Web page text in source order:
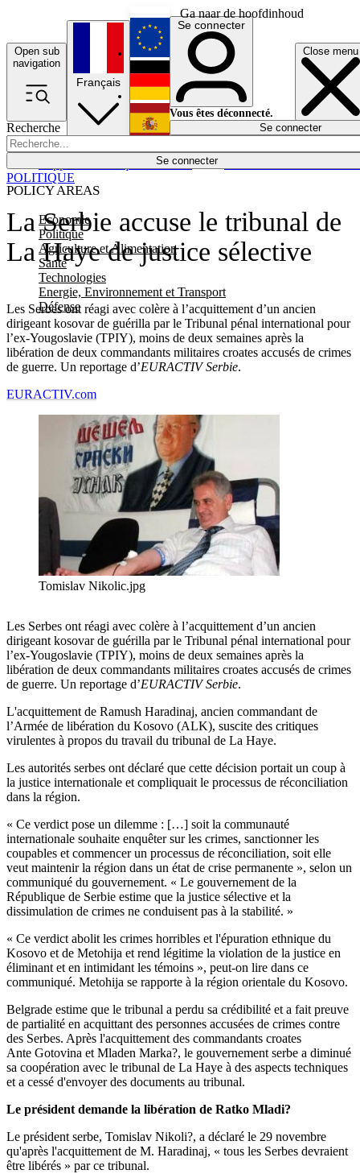
Ga naar de hoofdinhoud
Open sub
navigation
Close menu
Recherche
Se connecter
POLICY AREAS
Economie
Politique
Agriculture et Alimentation
Santé
Technologies
Energie, Environnement et Transport
Défense
Économie
Français
English
Deutsch
Español
Se connecter
Vous êtes déconnecté.
Se connecter
La Serbie accuse le tribunal de
La Haye de justice sélective
Les Serbes ont réagi avec colère à l’acquittement d’un ancien
dirigeant kosovar de guérilla par le Tribunal pénal international pour
l’ex-Yougoslavie (TPIY), moins de deux semaines après la
libération de deux commandants militaires croates accusés de crimes
de guerre. Un reportage d’EURACTIV Serbie.
POLITIQUE
EURACTIV.com
Tomislav Nikolic.jpg
Les Serbes ont réagi avec colère à l’acquittement d’un ancien
dirigeant kosovar de guérilla par le Tribunal pénal international pour
l’ex-Yougoslavie (TPIY), moins de deux semaines après la
libération de deux commandants militaires croates accusés de crimes
de guerre. Un reportage d’EURACTIV Serbie.
L'acquittement de Ramush Haradinaj, ancien commandant de
l’Armée de libération du Kosovo (ALK), suscite des critiques
virulentes à propos du travail du tribunal de La Haye.
Les autorités serbes ont déclaré que cette décision portait un coup à
la justice internationale et compliquait le processus de réconciliation
dans la région.
« Ce verdict pose un dilemme : […] soit la communauté
internationale souhaite enquêter sur les crimes, sanctionner les
coupables et commencer un processus de réconciliation, soit elle
veut maintenir la région dans un état de crise permanente », selon un
communiqué du gouvernement. « Le gouvernement de la
République de Serbie estime que la justice sélective et la
dissimulation de crimes ne conduisent pas à la stabilité. »
« Ce verdict abolit les crimes horribles et l'épuration ethnique du
Kosovo et de Metohija et rend légitime la violation de la justice en
éliminant et en intimidant les témoins », peut-on lire dans ce
communiqué. Metohija se rapporte à la région orientale du Kosovo.
Belgrade estime que le tribunal a perdu sa crédibilité et a fait preuve
de partialité en acquittant des personnes accusées de crimes contre
des Serbes. Après l'acquittement des commandants croates
Ante Gotovina et Mladen Marka?, le gouvernement serbe a diminué
sa coopération avec le tribunal de La Haye à des aspects techniques
et a cessé d'envoyer des documents au tribunal.
Le président demande la libération de Ratko Mladi?
Le président serbe, Tomislav Nikoli?, a déclaré le 29 novembre
qu'après l'acquittement de M. Haradinaj, « tous les Serbes devraient
être libérés » par ce tribunal.